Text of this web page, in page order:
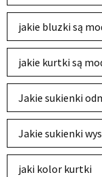
jakie bluzki są
jakie kurtki są
Jakie sukienki
Jakie sukienki
jaki kolor kurtki